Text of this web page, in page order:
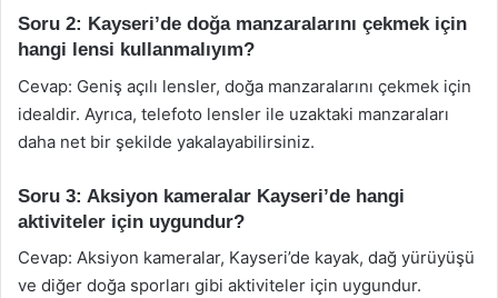
Soru 2: Kayseri’de doğa manzaralarını çekmek için
hangi lensi kullanmalıyım?
Cevap: Geniş açılı lensler, doğa manzaralarını çekmek için
idealdir. Ayrıca, telefoto lensler ile uzaktaki manzaraları
daha net bir şekilde yakalayabilirsiniz.
Soru 3: Aksiyon kameralar Kayseri’de hangi
aktiviteler için uygundur?
Cevap: Aksiyon kameralar, Kayseri’de kayak, dağ yürüyüşü
ve diğer doğa sporları gibi aktiviteler için uygundur.